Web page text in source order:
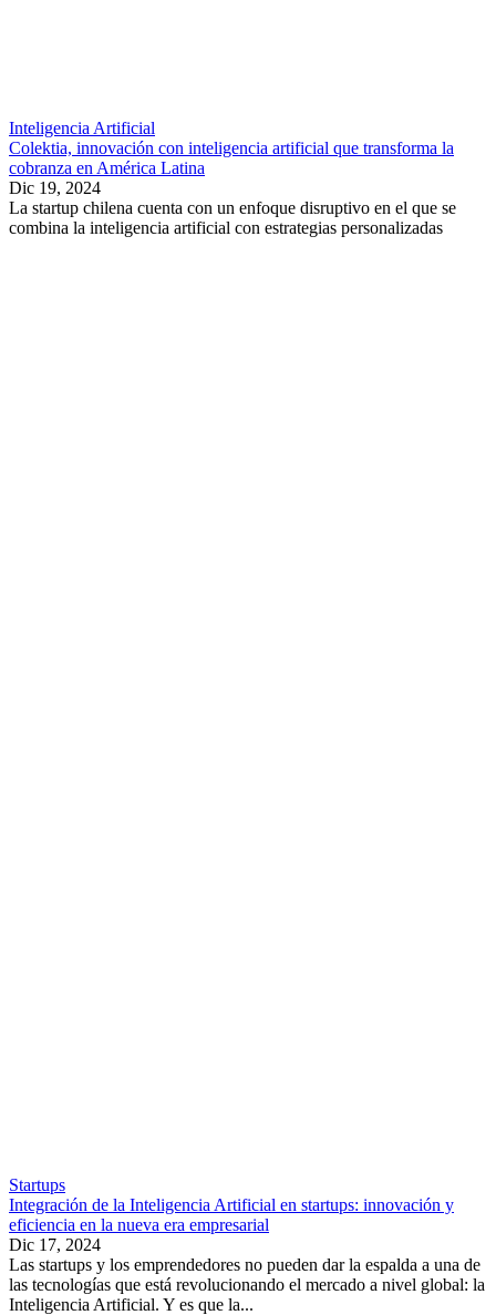
Inteligencia Artificial
Colektia, innovación con inteligencia artificial que transforma la
cobranza en América Latina
Dic 19, 2024
La startup chilena cuenta con un enfoque disruptivo en el que se
combina la inteligencia artificial con estrategias personalizadas
Startups
Integración de la Inteligencia Artificial en startups: innovación y
eficiencia en la nueva era empresarial
Dic 17, 2024
Las startups y los emprendedores no pueden dar la espalda a una de
las tecnologías que está revolucionando el mercado a nivel global: la
Inteligencia Artificial. Y es que la...